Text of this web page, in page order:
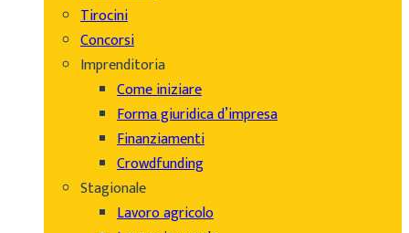
Tirocini
Concorsi
Imprenditoria
Come iniziare
Forma giuridica d’impresa
Finanziamenti
Crowdfunding
Stagionale
Lavoro agricolo